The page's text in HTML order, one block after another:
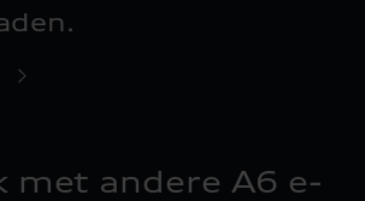
met andere A6 e-